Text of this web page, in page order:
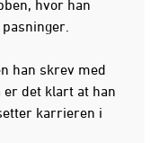
hvor han
han skrev med
er det klart at han
karrieren i